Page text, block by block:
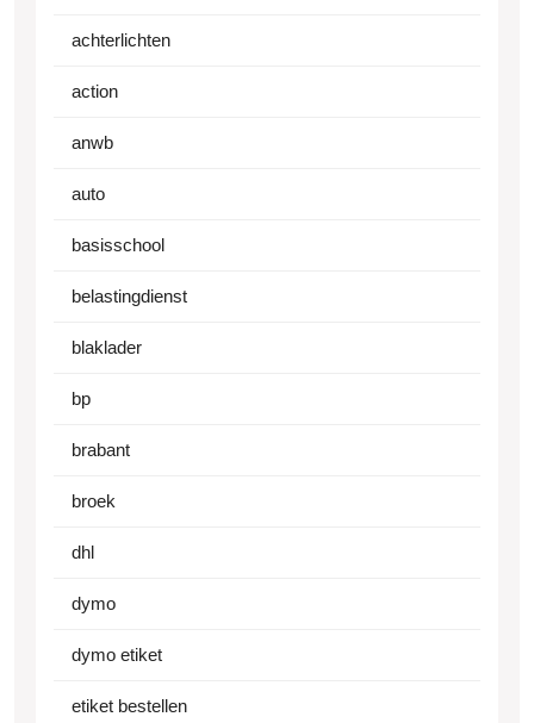
achterlichten
action
anwb
auto
basisschool
belastingdienst
blaklader
bp
brabant
broek
dhl
dymo
dymo etiket
etiket bestellen